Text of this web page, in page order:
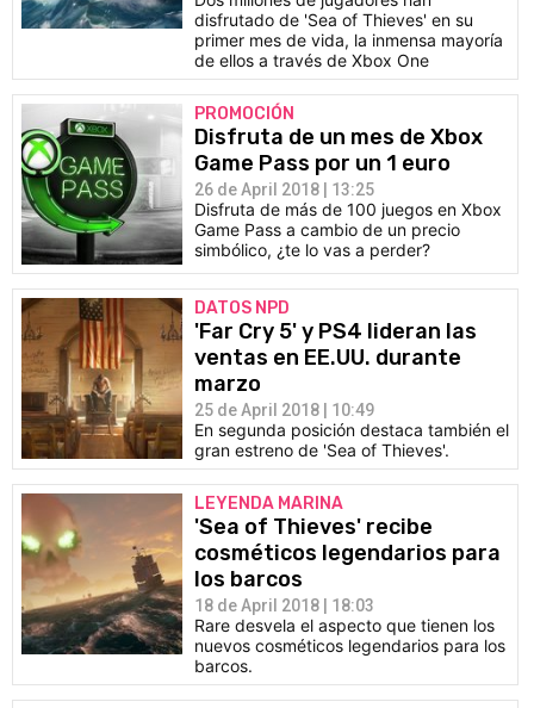
disfrutado de 'Sea of Thieves' en su
primer mes de vida, la inmensa mayoría
de ellos a través de Xbox One
PROMOCIÓN
Disfruta de un mes de Xbox
Game Pass por un 1 euro
26 de April 2018 | 13:25
Disfruta de más de 100 juegos en Xbox
Game Pass a cambio de un precio
simbólico, ¿te lo vas a perder?
DATOS NPD
'Far Cry 5' y PS4 lideran las
ventas en EE.UU. durante
marzo
25 de April 2018 | 10:49
En segunda posición destaca también el
gran estreno de 'Sea of Thieves'.
LEYENDA MARINA
'Sea of Thieves' recibe
cosméticos legendarios para
los barcos
18 de April 2018 | 18:03
Rare desvela el aspecto que tienen los
nuevos cosméticos legendarios para los
barcos.